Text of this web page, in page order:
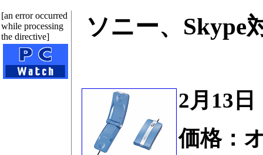
[an error occurred
while processing
the directive]
ソニー、Skype
2月13
価格：